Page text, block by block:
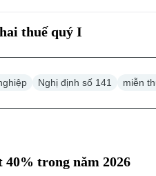
thuế quý I
Nghị định số 141 miễn
trong năm 2026